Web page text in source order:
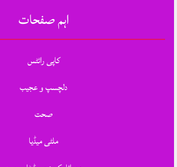
اہم صفحات
کاپی رائٹس
دلچسپ و عجیب
صحت
ملٹی میڈیا